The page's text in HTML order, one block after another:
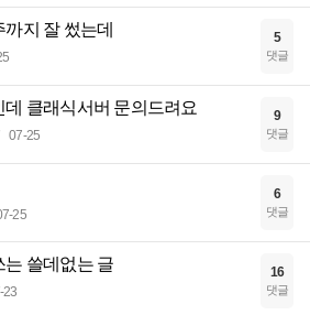
지 잘 썼는데 5
댓글
데 클래식서버 문의드려요
07-25
9
댓글
25
6
댓글
는 쓸데없는 글
23
16
댓글